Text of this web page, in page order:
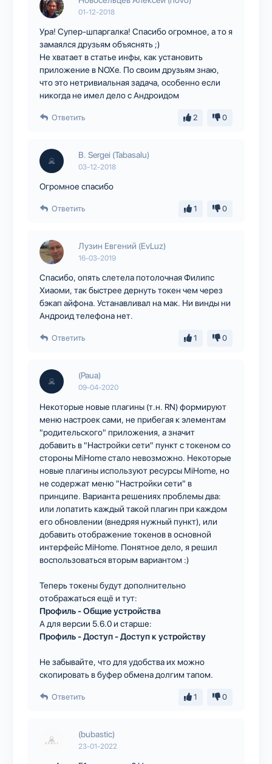
01-12-2018
Ура! Супер-шпаргалка! Спасибо огромное, а то я
замаялся друзьям объяснять ;)
Не хватает в статье инфы, как установить
приложение в NOXe. По своим друзьям знаю,
что это нетривиальная задача, особенно если
никогда не имел дело с Андроидом
Ответить 2 0
B. Sergei (Tabasalu)
03-12-2018
Огромное спасибо
Ответить 1 0
Лузин Евгений (EvLuz)
16-03-2019
Спасибо, опять слетела потолочная Филипс
Хиаоми, так быстрее дернуть токен чем через
бэкап айфона. Устанавливал на мак. Ни винды ни
Андроид телефона нет.
Ответить 1 0
(Paua)
09-04-2020
Некоторые новые плагины (т.н. RN) формируют
меню настроек сами, не прибегая к элементам
"родительского" приложения, а значит
добавить в "Настройки сети" пункт с токеном со
стороны MiHome стало невозможно. Некоторые
новые плагины используют ресурсы MiHome, но
не содержат меню "Настройки сети" в
принципе. Варианта решениях проблемы два:
или лопатить каждый такой плагин при каждом
его обновлении (внедряя нужный пункт), или
добавить отображение токенов в основной
интерфейс MiHome. Понятное дело, я решил
воспользоваться вторым вариантом :)
Теперь токены будут дополнительно
отображаться ещё и тут:
Профиль - Общие устройства
А для версии 5.6.0 и старше:
Профиль - Доступ - Доступ к устройству
Не забывайте, что для удобства их можно
скопировать в буфер обмена долгим тапом.
Ответить 1 0
(bubastic)
23-01-2022